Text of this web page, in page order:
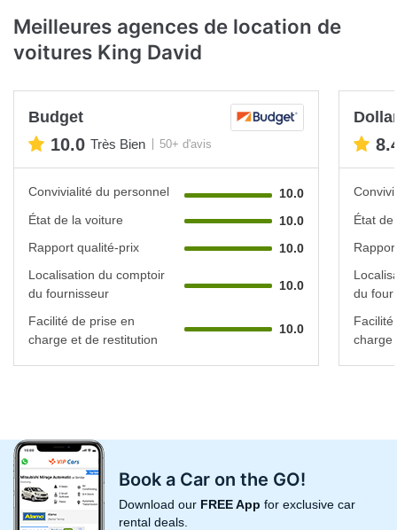
Meilleures agences de location de
voitures King David
Budget
10.0 Très Bien 50+ d'avis
Convivialité du personnel
10.0
État de la voiture
10.0
Rapport qualité-prix
10.0
Localisation du comptoir
du fournisseur
10.0
Facilité de prise en
charge et de restitution
10.0
État
du
charge
Book a Car on the GO!
Download our FREE App for exclusive car
rental deals.